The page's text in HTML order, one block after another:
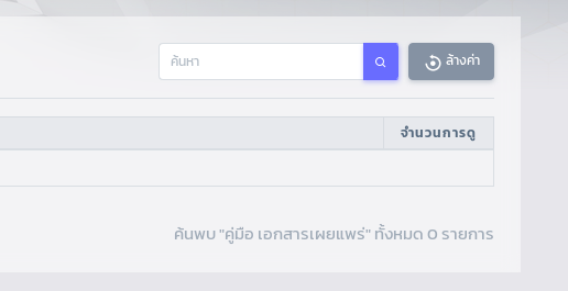
ล้างค่า
จำนวนการดู
ค้นพบ "คู่มือ เอกสารเผยแพร่" ทั้งหมด 0 รายการ